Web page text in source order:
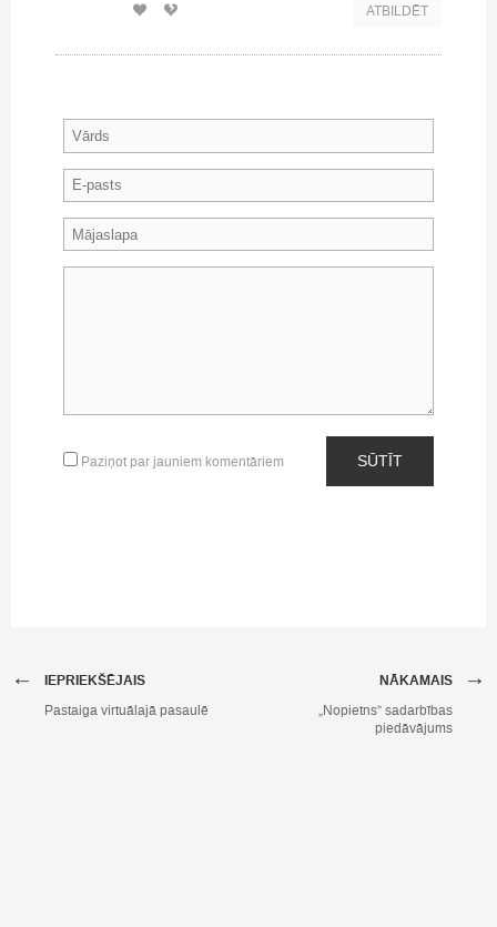
ATBILDĒT
Paziņot par jauniem komentāriem SŪTĪT
IEPRIEKŠĒJAIS
←
Pastaiga virtuālajā pasaulē
NĀKAMAIS →
„Nopietns” sadarbības
piedāvājums